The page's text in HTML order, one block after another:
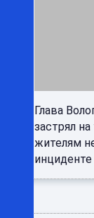
кризис